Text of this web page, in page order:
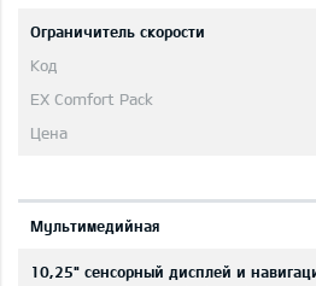
Ограничитель скорости
Мультимедийная
10,25" сенсорный дисплей и